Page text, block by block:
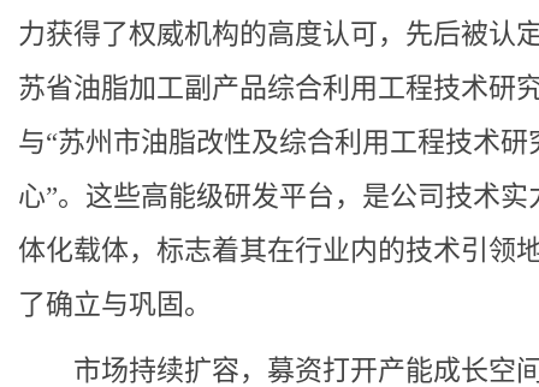
力获得了权威机构的高度认可，先后被认
苏省油脂加工副产品综合利用工程技术研
与“苏州市油脂改性及综合利用工程技术研
心”。这些高能级研发平台，是公司技术实
体化载体，标志着其在行业内的技术引领
了确立与巩固。
市场持续扩容，募资打开产能成长空